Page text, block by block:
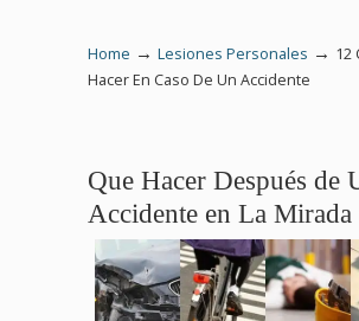
Home → Lesiones Personales → 12
Hacer En Caso De Un Accidente
Que Hacer Después de
Accidente en La Mirada